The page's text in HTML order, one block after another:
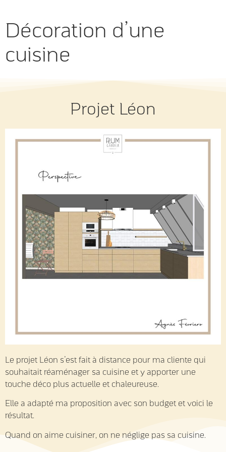
Décoration d’une
cuisine
Projet Léon
Le projet Léon s’est fait à distance pour ma cliente qui
souhaitait réaménager sa cuisine et y apporter une
touche déco plus actuelle et chaleureuse.
Elle a adapté ma proposition avec son budget et voici le
résultat.
Quand on aime cuisiner, on ne néglige pas sa cuisine.